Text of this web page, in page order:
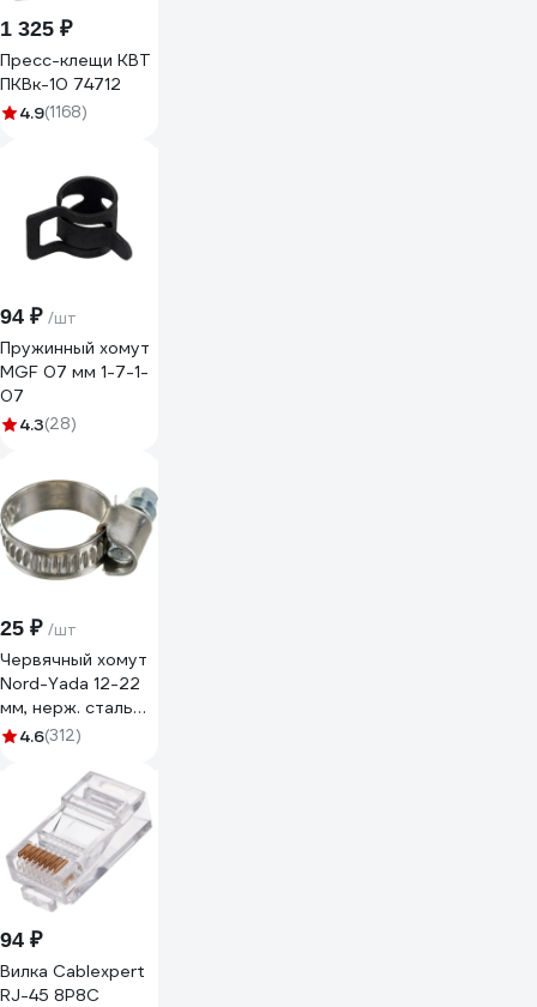
1 325 ₽
Пресс-клещи КВТ
ПКВк-10 74712
4.9(1168)
94 ₽ /шт
Пружинный хомут
MGF 07 мм 1-7-1-
07
4.3(28)
25 ₽ /шт
Червячный хомут
Nord-Yada 12-22
мм, нерж. сталь
900255
4.6(312)
94 ₽
Вилка Cablexpert
RJ-45 8P8C